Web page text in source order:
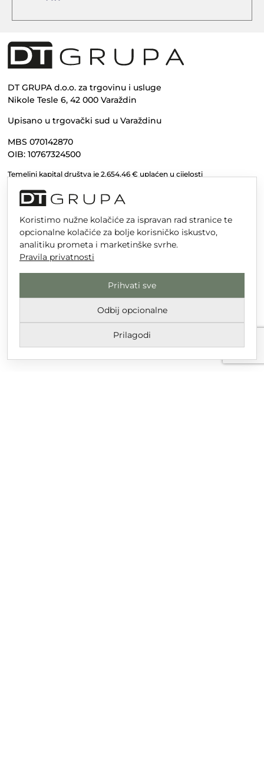
DT GRUPA d.o.o. za trgovinu i usluge
Nikole Tesle 6, 42 000 Varaždin
Upisano u trgovački sud u Varaždinu
MBS 070142870
OIB: 10767324500
Temeljni kapital društva je 2.654,46 € uplaćen u cijelosti
Koristimo nužne kolačiće za ispravan rad stranice te
opcionalne kolačiće za bolje korisničko iskustvo,
analitiku prometa i marketinške svrhe.
Pravila privatnosti
Prihvati sve
Odbij opcionalne
Prilagodi